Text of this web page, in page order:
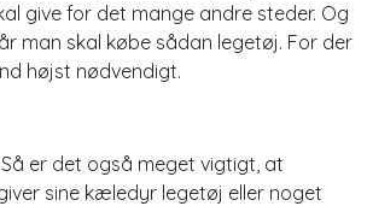
give for det mange andre steder. Og
man skal købe sådan legetøj. For der
højst nødvendigt.
er det også meget vigtigt, at
sine kæledyr legetøj eller noget